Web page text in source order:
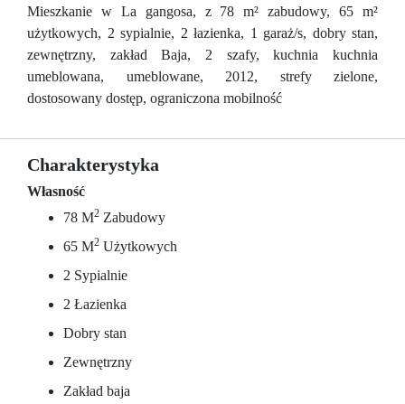
Mieszkanie w La gangosa, z 78 m² zabudowy, 65 m²
użytkowych, 2 sypialnie, 2 łazienka, 1 garaż/s, dobry stan,
zewnętrzny, zakład Baja, 2 szafy, kuchnia kuchnia
umeblowana, umeblowane, 2012, strefy zielone,
dostosowany dostęp, ograniczona mobilność
Charakterystyka
Własność
78 M2 Zabudowy
65 M2 Użytkowych
2 Sypialnie
2 Łazienka
Dobry stan
Zewnętrzny
Zakład baja